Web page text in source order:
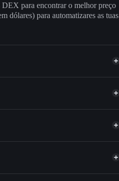
para encontrar o melhor preço
dólares) para automatizares as tuas
tokens Solana com
usando o Agregador de
Solflare